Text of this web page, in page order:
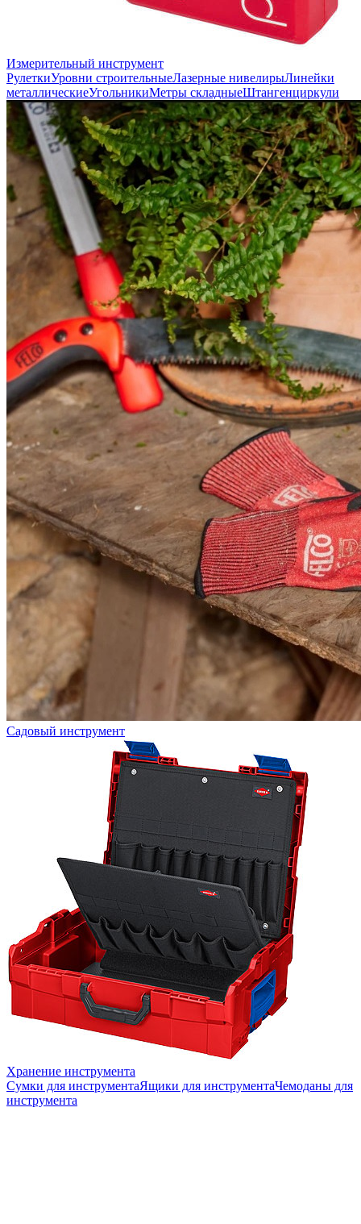
Измерительный инструмент
РулеткиУровни строительныеЛазерные нивелирыЛинейки
металлическиеУгольникиМетры складныеШтангенциркули
Садовый инструмент
Хранение инструмента
Сумки для инструментаЯщики для инструментаЧемоданы для
инструмента